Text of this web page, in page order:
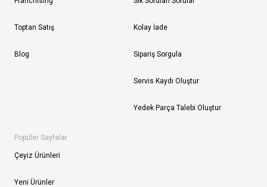
Toptan Satış
Blog
Kolay İade
Sipariş Sorgula
Servis Kaydı Oluştur
Yedek Parça Talebi Oluştur
Popüler Sayfalar
Çeyiz Ürünleri
Yeni Ürünler